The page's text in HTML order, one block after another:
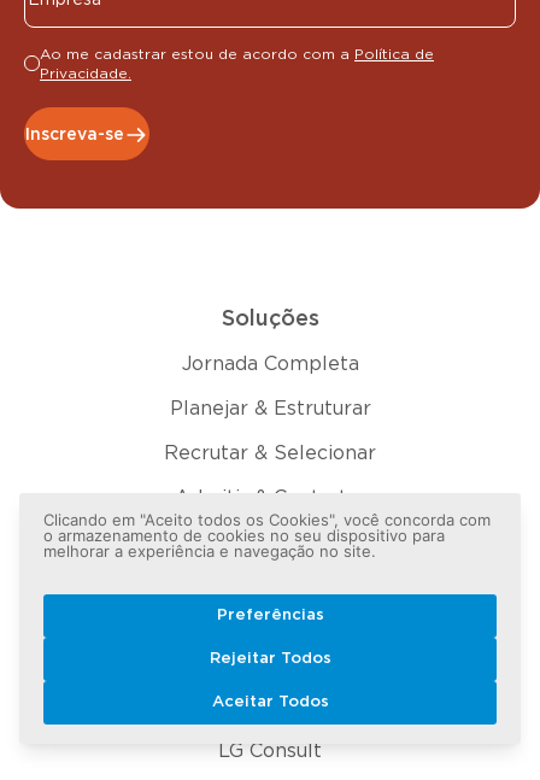
Ao me cadastrar estou de acordo com a Política de
Privacidade.
Inscreva-se
Soluções
Jornada Completa
Planejar & Estruturar
Recrutar & Selecionar
Admitir & Contratar
Organizar &
Desenvolver & Capacitar
Avaliar & Performar
Encerrar & Homologar
LG Consult
Clicando em "Aceito todos os Cookies", você concorda com
o armazenamento de cookies no seu dispositivo para
melhorar a experiência e navegação no site.
Preferências
Rejeitar Todos
Aceitar Todos